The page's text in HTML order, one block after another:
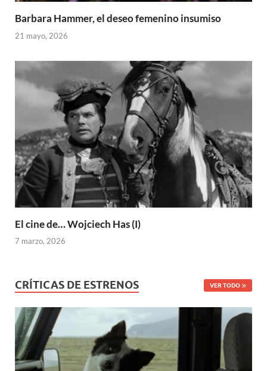
Barbara Hammer, el deseo femenino insumiso
21 mayo, 2026
El cine de… Wojciech Has (I)
7 marzo, 2026
CRÍTICAS DE ESTRENOS VER TODO